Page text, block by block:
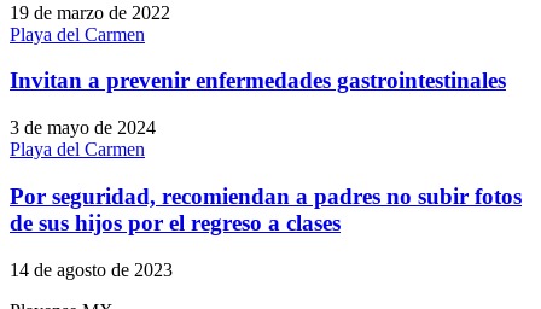
19 de marzo de 2022
Playa del Carmen
Invitan a prevenir enfermedades gastrointestinales
3 de mayo de 2024
Playa del Carmen
Por seguridad, recomiendan a padres no subir fotos
de sus hijos por el regreso a clases
14 de agosto de 2023